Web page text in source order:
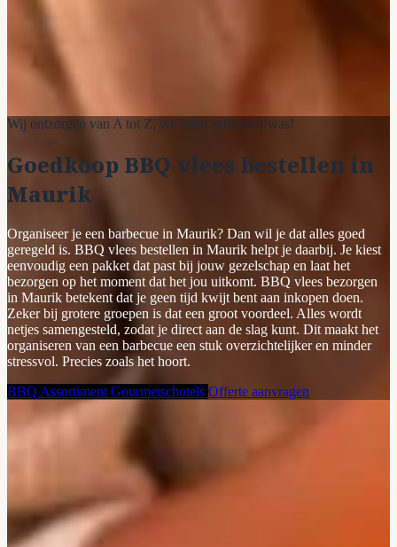
Wij ontzorgen van A tot Z, we doen zelfs de afwas!
Goedkoop BBQ vlees bestellen in
Maurik
Organiseer je een barbecue in Maurik? Dan wil je dat alles goed
geregeld is. BBQ vlees bestellen in Maurik helpt je daarbij. Je kiest
eenvoudig een pakket dat past bij jouw gezelschap en laat het
bezorgen op het moment dat het jou uitkomt. BBQ vlees bezorgen
in Maurik betekent dat je geen tijd kwijt bent aan inkopen doen.
Zeker bij grotere groepen is dat een groot voordeel. Alles wordt
netjes samengesteld, zodat je direct aan de slag kunt. Dit maakt het
organiseren van een barbecue een stuk overzichtelijker en minder
stressvol. Precies zoals het hoort.
BBQ Assortiment Gourmetschotels Offerte aanvragen